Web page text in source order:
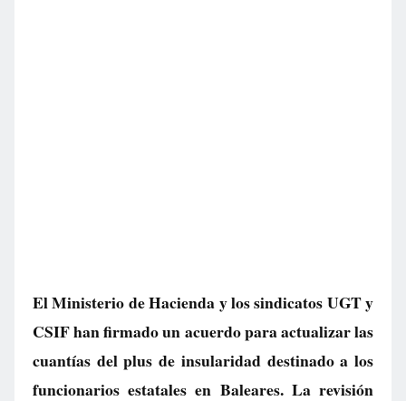
El Ministerio de Hacienda y los sindicatos UGT y
CSIF han firmado un acuerdo para actualizar las
cuantías del plus de insularidad destinado a los
funcionarios estatales en Baleares. La revisión